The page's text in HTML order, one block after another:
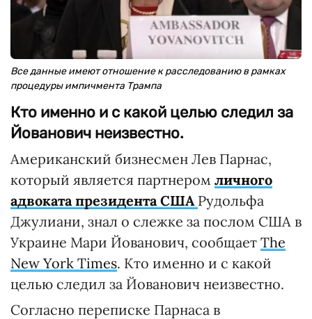
Все данные имеют отношение к расследованию в рамках
процедуры импичмента Трампа
Кто именно и с какой целью следил за
Йованович неизвестно.
Американский бизнесмен Лев Парнас,
который является партнером личного
адвоката президента США Рудольфа
Джулиани, знал о слежке за послом США в
Украине Мари Йованович, сообщает The
New York Times. Кто именно и с какой
целью следил за Йованович неизвестно.
Согласно переписке Парнаса в